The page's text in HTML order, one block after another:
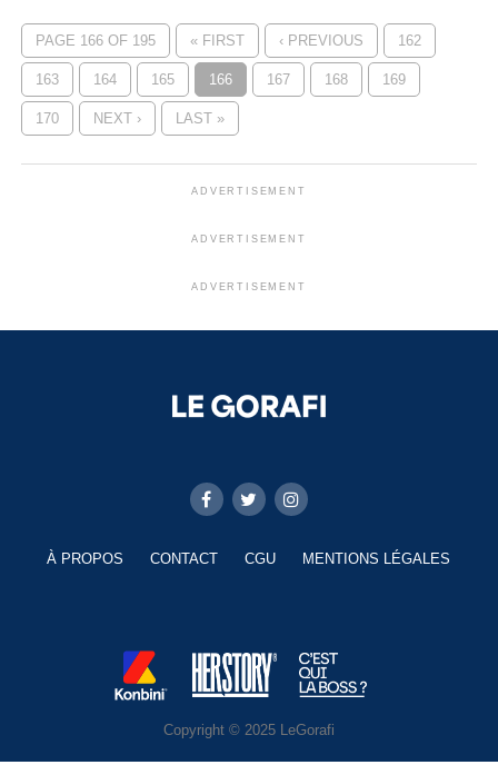
PAGE 166 OF 195 « FIRST ‹ PREVIOUS 162
163 164 165 166 167 168 169
170 NEXT › LAST »
ADVERTISEMENT
ADVERTISEMENT
ADVERTISEMENT
À PROPOS CONTACT CGU MENTIONS LÉGALES
Copyright © 2025 LeGorafi